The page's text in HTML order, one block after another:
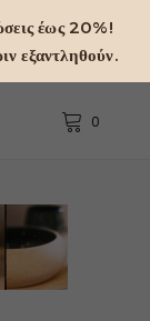
0
έως 20%!
εξαντληθούν.